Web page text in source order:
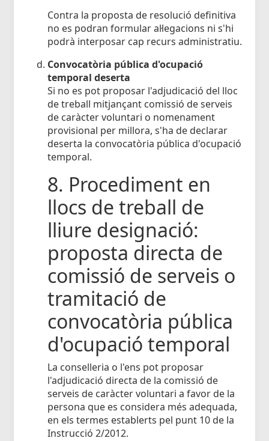
Contra la proposta de resolució definitiva
no es podran formular al·legacions ni s'hi
podrà interposar cap recurs administratiu.
Convocatòria pública d'ocupació
temporal deserta
Si no es pot proposar l'adjudicació del lloc
de treball mitjançant comissió de serveis
de caràcter voluntari o nomenament
provisional per millora, s'ha de declarar
deserta la convocatòria pública d'ocupació
temporal.
8. Procediment en
llocs de treball de
lliure designació:
proposta directa de
comissió de serveis o
tramitació de
convocatòria pública
d'ocupació temporal
La conselleria o l'ens pot proposar
l'adjudicació directa de la comissió de
serveis de caràcter voluntari a favor de la
persona que es considera més adequada,
en els termes establerts pel punt 10 de la
Instrucció 2/2012.